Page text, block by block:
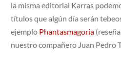
la misma editorial Karras
títulos que algún día serán
ejemplo Phantasmagoria
nuestro compañero Juan Pedro